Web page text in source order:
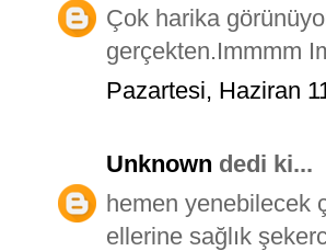
Çok harika
gerçekten.Immmm
Pazartesi, Haziran
Unknown dedi ki...
hemen yenebilecek
ellerine sağlık